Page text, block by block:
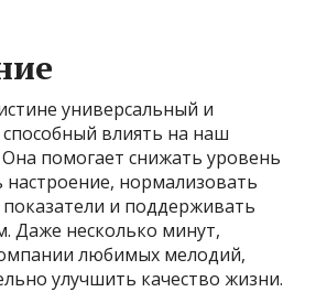
универсальный и
влиять на наш
помогает снижать уровень
настроение, нормализовать
и поддерживать
Даже несколько минут,
любимых мелодий,
улучшить качество жизни.